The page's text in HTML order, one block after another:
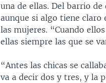
una de ellas. Del barrio
aunque si algo tiene claro
las mujeres. “Cuando
ellas siempre las que se
“Antes las chicas se
va a decir dos y tres, y la